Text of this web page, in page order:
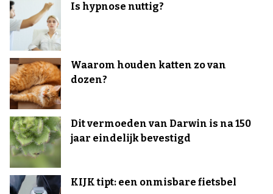
Is hypnose nuttig?
Waarom houden katten zo van
dozen?
Dit vermoeden van Darwin is na 150
jaar eindelijk bevestigd
KIJK tipt: een onmisbare fietsbel